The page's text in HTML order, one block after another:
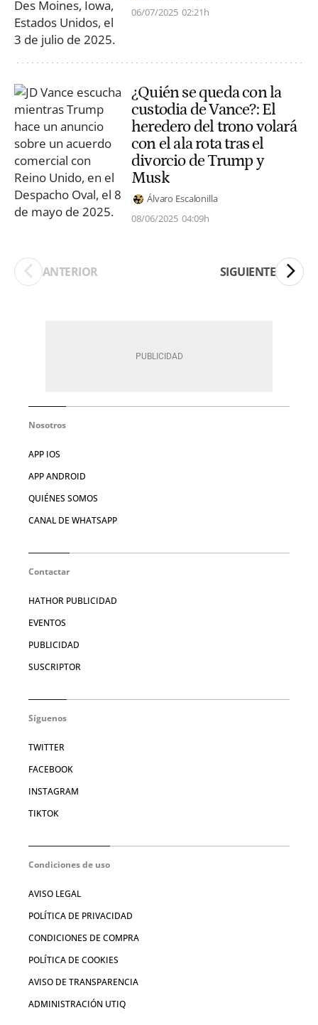
06/07/2025 02:21h
¿Quién se queda con la
custodia de Vance?: El
heredero del trono volará
con el ala rota tras el
divorcio de Trump y
Musk
Álvaro Escalonilla
08/06/2025 04:09h
ANTERIOR SIGUIENTE
Nosotros
APP IOS
APP ANDROID
QUIÉNES SOMOS
CANAL DE WHATSAPP
Contactar
HATHOR PUBLICIDAD
EVENTOS
PUBLICIDAD
SUSCRIPTOR
Síguenos
TWITTER
FACEBOOK
INSTAGRAM
TIKTOK
Condiciones de uso
AVISO LEGAL
POLÍTICA DE PRIVACIDAD
CONDICIONES DE COMPRA
POLÍTICA DE COOKIES
AVISO DE TRANSPARENCIA
ADMINISTRACIÓN UTIQ